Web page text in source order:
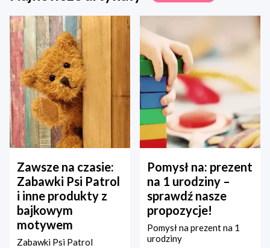
Zawsze na czasie:
Zabawki Psi Patrol
i inne produkty z
bajkowym
motywem
Zabawki Psi Patrol
Pomysł na: prezent
na 1 urodziny –
sprawdź nasze
propozycje!
Pomysł na prezent na 1
urodziny